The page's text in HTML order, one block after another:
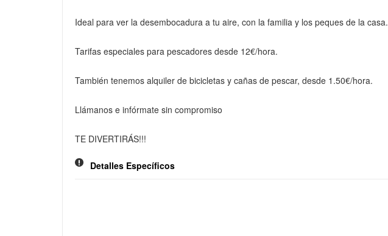
Ideal para ver la desembocadura a tu aire, con la familia y los peques de la casa.
Tarifas especiales para pescadores desde 12€/hora.
También tenemos alquiler de bicicletas y cañas de pescar, desde 1.50€/hora.
Llámanos e infórmate sin compromiso
TE DIVERTIRÁS!!!
Detalles Específicos